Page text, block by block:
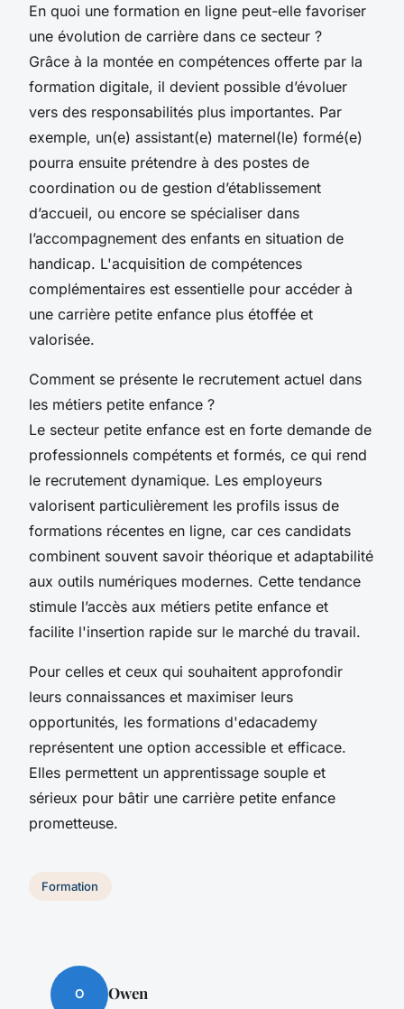
En quoi une formation en ligne peut-elle favoriser
une évolution de carrière dans ce secteur ?
Grâce à la montée en compétences offerte par la
formation digitale, il devient possible d’évoluer
vers des responsabilités plus importantes. Par
exemple, un(e) assistant(e) maternel(le) formé(e)
pourra ensuite prétendre à des postes de
coordination ou de gestion d’établissement
d’accueil, ou encore se spécialiser dans
l’accompagnement des enfants en situation de
handicap. L'acquisition de compétences
complémentaires est essentielle pour accéder à
une carrière petite enfance plus étoffée et
valorisée.
Comment se présente le recrutement actuel dans
les métiers petite enfance ?
Le secteur petite enfance est en forte demande de
professionnels compétents et formés, ce qui rend
le recrutement dynamique. Les employeurs
valorisent particulièrement les profils issus de
formations récentes en ligne, car ces candidats
combinent souvent savoir théorique et adaptabilité
aux outils numériques modernes. Cette tendance
stimule l’accès aux métiers petite enfance et
facilite l'insertion rapide sur le marché du travail.
Pour celles et ceux qui souhaitent approfondir
leurs connaissances et maximiser leurs
opportunités, les formations d'edacademy
représentent une option accessible et efficace.
Elles permettent un apprentissage souple et
sérieux pour bâtir une carrière petite enfance
prometteuse.
Formation
O Owen